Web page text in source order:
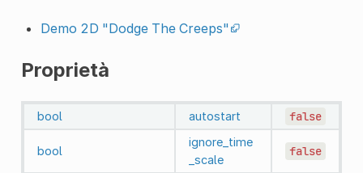
Demo 2D "Dodge The Creeps"
Proprietà
bool autostart false
bool
ignore_time
_scale
false